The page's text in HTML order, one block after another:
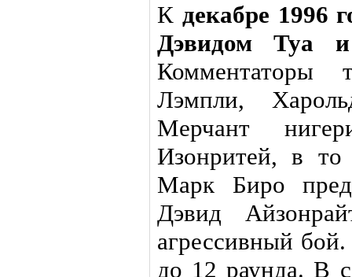
К декабре 1996
Дэвидом Туа и
Комментаторы
Лэмпли,
Мерчант
Изонритей, в то
Марк Биро
Дэвид
агрессивный
до 12 раунда. В